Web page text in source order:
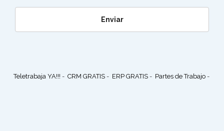
Teletrabaja YA!!! - CRM GRATIS- ERP GRATIS- Partes de Trabajo-